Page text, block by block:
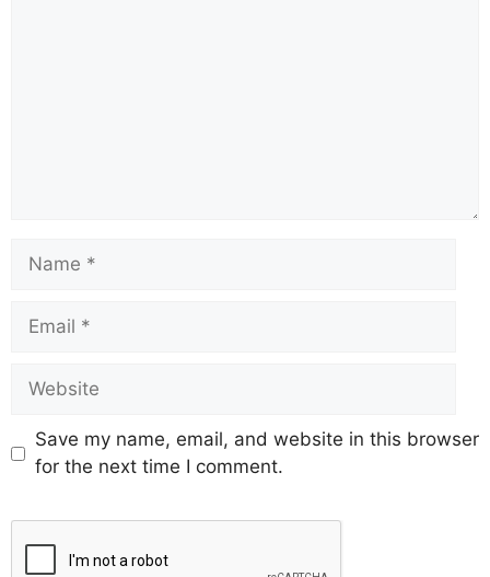
Save my name, email, and website in this browser
for the next time I comment.